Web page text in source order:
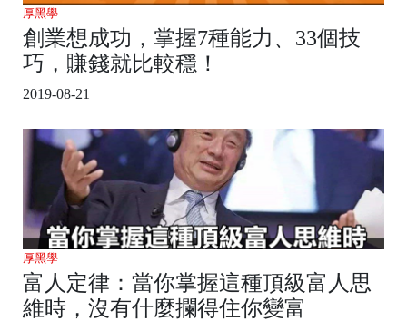
厚黑學
創業想成功，掌握7種能力、33個技
巧，賺錢就比較穩！
2019-08-21
厚黑學
富人定律：當你掌握這種頂級富人思
維時，沒有什麼攔得住你變富